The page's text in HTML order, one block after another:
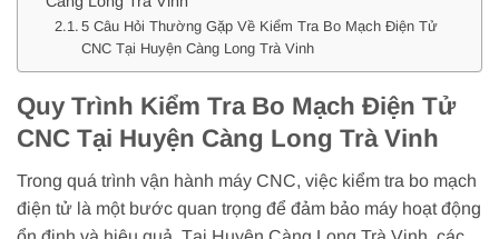
5 Câu Hỏi Thường Gặp Về Kiểm Tra Bo Mạch Điện Tử
CNC Tại Huyện Càng Long Trà Vinh
Quy Trình Kiểm Tra Bo Mạch Điện Tử
CNC Tại Huyện Càng Long Trà Vinh
Trong quá trình vận hành máy CNC, việc kiểm tra bo mạch
điện tử là một bước quan trọng để đảm bảo máy hoạt động